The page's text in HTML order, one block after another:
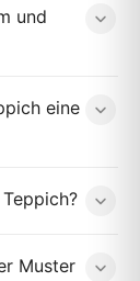
und
eine
Muster